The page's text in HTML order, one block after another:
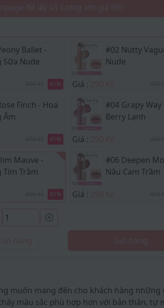
Ballet -
Sữa Nude
41 %
#02 Nutty
Nude
Giá :
Finch - Hoa
Ấm
41 %
#04 Grapy Way
Berry Lạnh
Giá :
Mauve -
Tím Trầm
41 %
#06 Deepen
Nâu Cam Trầm
Giá :
muốn mang đến cho khách hàng những
màu sắc phù hợp hơn với bản thân, tự